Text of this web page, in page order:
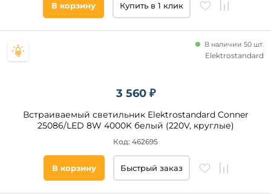
В корзину Купить в 1 клик
3 560 ₽
Встраиваемый светильник Elektrostandard Conner
25086/LED 8W 4000K белый (220V, круглые)
В наличии 50 шт.
Код: 462695
Elektrostandard
В корзину Быстрый заказ